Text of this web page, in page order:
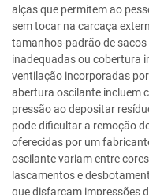
alças que permitem ao
sem tocar na carcaça
tamanhos-padrão de
inadequadas ou cobertura
ventilação incorporadas
abertura oscilante incluem
pressão ao depositar
pode dificultar a remoção
oferecidas por um
oscilante variam entre
lascamentos e
que disfarçam impressões